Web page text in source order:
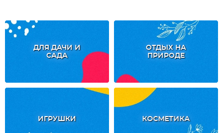
ДЛЯ ДАЧИ И
САДА
ОТДЫХ НА
ПРИРОДЕ
ИГРУШКИ КОСМЕТИКА